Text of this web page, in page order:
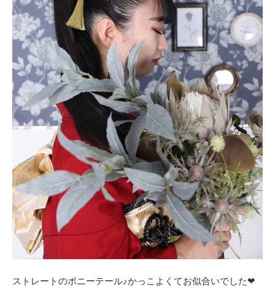
ストレートのポニーテール♪かっこよくてお似合いでした❤︎